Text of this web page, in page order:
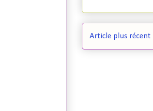
Article plus récent